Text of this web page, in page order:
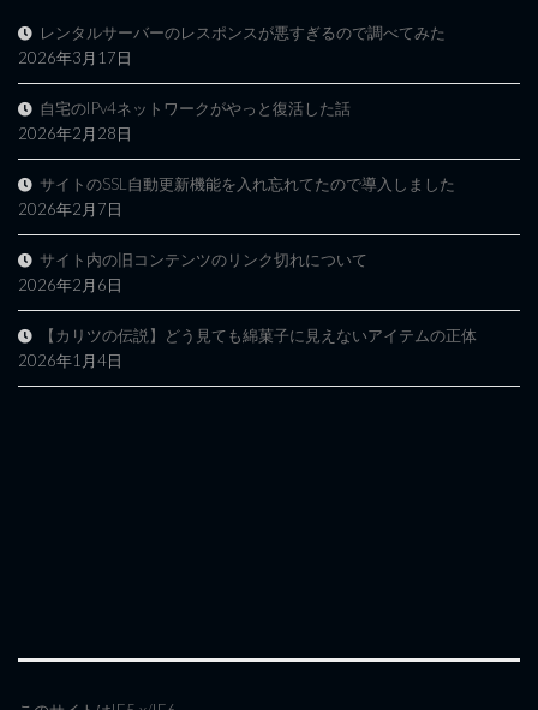
レンタルサーバーのレスポンスが悪すぎるので調べてみた
2026年3月17日
自宅のIPv4ネットワークがやっと復活した話
2026年2月28日
サイトのSSL自動更新機能を入れ忘れてたので導入しました
2026年2月7日
サイト内の旧コンテンツのリンク切れについて
2026年2月6日
【カリツの伝説】どう見ても綿菓子に見えないアイテムの正体
2026年1月4日